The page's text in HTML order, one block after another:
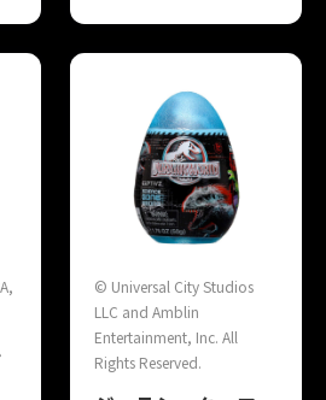
© Universal City Studios
LLC and Amblin
Entertainment, Inc. All
Rights Reserved.